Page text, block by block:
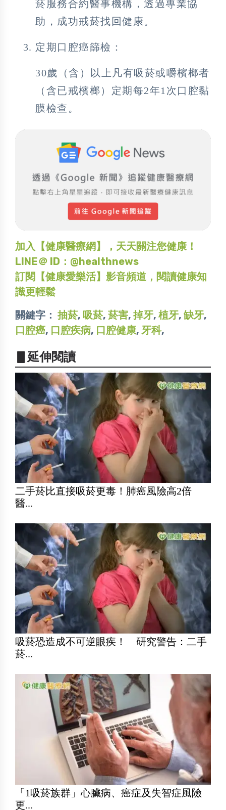
菸服務合約醫事機構，透過專業協
助，成功戒菸找回健康。
定期口腔癌篩檢：
30歲（含）以上凡有吸菸或嚼檳榔者
（含已戒檳榔）定期每2年1次口腔黏
膜檢查。
加入【健康醫療網】，天天關注您健康！
LINE＠ ID：@healthnews
訂閱【健康愛樂活】影音頻道，閱讀健康知
識更輕鬆
關鍵字： 抽菸, 吸菸, 菸害, 掉牙, 植牙, 缺牙,
口腔癌, 口腔疾病, 口腔健康, 牙科,
▋延伸閱讀
二手菸比直接吸菸更毒！肺癌風險高2倍
醫...
吸菸恐造成不可逆眼疾！ 研究警告：二手
菸...
「1吸菸族群」心臟病、癌症及失智症風險
更...